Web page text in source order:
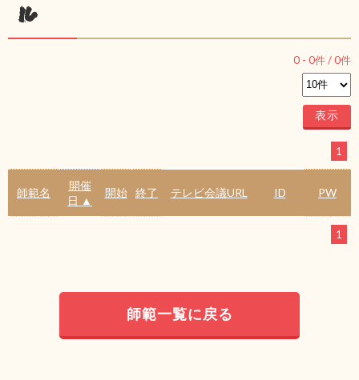
ル
0 - 0件 /0件
1
師範名
開催
日 ▲
開始 終了 テレビ会議URL ID PW
1
師範一覧に戻る